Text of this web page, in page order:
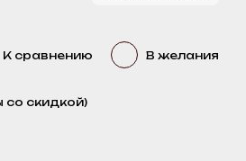
К сравнению В желания
со скидкой)